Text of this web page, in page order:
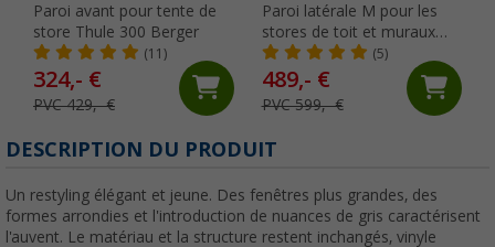
Paroi avant pour tente de
store Thule 300 Berger
(11)
324,- €
PVC 429,- €
Paroi latérale M pour les
stores de toit et muraux
Thule 220 - 240 cm Berger
(5)
489,- €
PVC 599,- €
DESCRIPTION DU PRODUIT
Un restyling élégant et jeune. Des fenêtres plus grandes, des
formes arrondies et l'introduction de nuances de gris caractérisent
l'auvent. Le matériau et la structure restent inchangés, vinyle